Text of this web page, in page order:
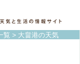
覧 > 大畠港の天気